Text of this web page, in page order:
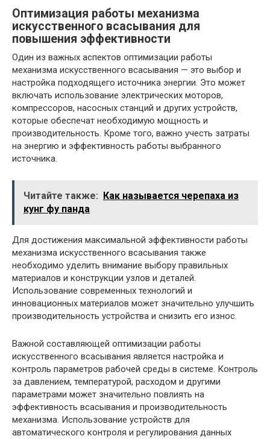
Оптимизация работы механизма
искусственного всасывания для
повышения эффективности
Один из важных аспектов оптимизации работы
механизма искусственного всасывания — это выбор и
настройка подходящего источника энергии. Это может
включать использование электрических моторов,
компрессоров, насосных станций и других устройств,
которые обеспечат необходимую мощность и
производительность. Кроме того, важно учесть затраты
на энергию и эффективность работы выбранного
источника.
Читайте также: Как называется черепаха из
кунг фу панда
Для достижения максимальной эффективности работы
механизма искусственного всасывания также
необходимо уделить внимание выбору правильных
материалов и конструкции узлов и деталей.
Использование современных технологий и
инновационных материалов может значительно улучшить
производительность устройства и снизить его износ.
Важной составляющей оптимизации работы
искусственного всасывания является настройка и
контроль параметров рабочей среды в системе. Контроль
за давлением, температурой, расходом и другими
параметрами может значительно повлиять на
эффективность всасывания и производительность
механизма. Использование устройств для
автоматического контроля и регулирования данных